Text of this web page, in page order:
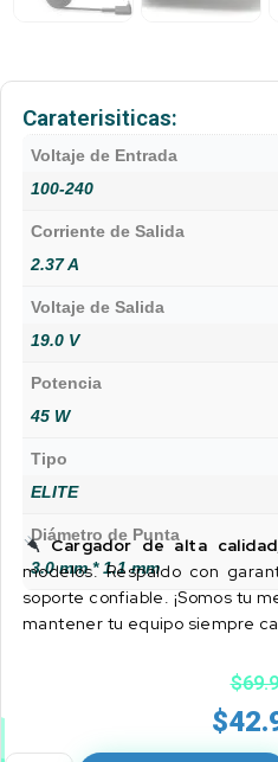
Caraterisiticas:
Voltaje de Entrada
100-240
Corriente de Salida
2.37 A
Voltaje de Salida
19.0 V
Potencia
45 W
Tipo
ELITE
Diámetro de Punta
3.0 mm * 1.1 mm
Cargador de alta calidad
modelos. Respaldo con
soporte confiable. ¡Somos tu
mantener tu equipo siempre
$
$